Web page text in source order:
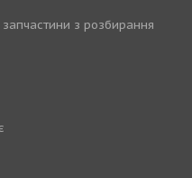
з розбирання